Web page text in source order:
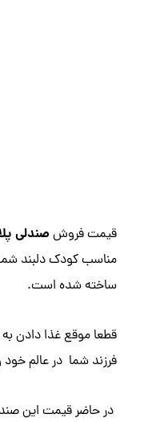
قیمت فروش صندلی
مناسب کودک دلبند
ساخته شده است.
قطعا موقع غذا دادن
فرزند شما در عالم
در حاضر قیمت این